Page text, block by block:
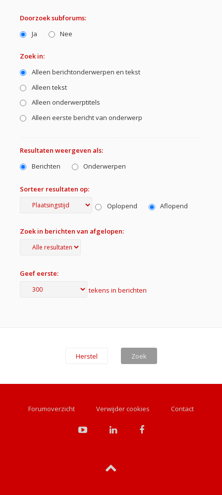
Doorzoek subforums:
Ja
Nee
Zoek in:
Alleen berichtonderwerpen en tekst
Alleen tekst
Alleen onderwerptitels
Alleen eerste bericht van onderwerp
Resultaten weergeven als:
Berichten
Onderwerpen
Sorteer resultaten op:
Oplopend
Aflopend
Zoek in berichten van afgelopen:
Geef eerste:
tekens in berichten
Forumoverzicht Verwijder cookies Contact